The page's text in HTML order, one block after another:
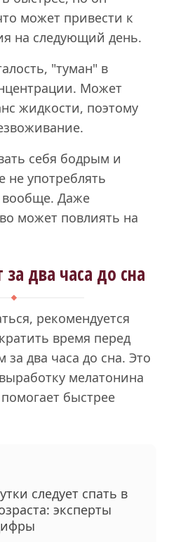
может привести к
на следующий день.
"туман" в
Может
жидкости, поэтому
себя бодрым и
не употреблять
вообще. Даже
может повлиять на
два часа до сна
рекомендуется
время перед
два часа до сна. Это
мелатонина
быстрее
следует спать в
эксперты